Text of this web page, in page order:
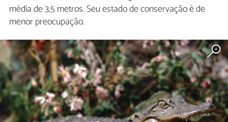
média de 3,5 metros. Seu estado de conservação é de
menor preocupação.